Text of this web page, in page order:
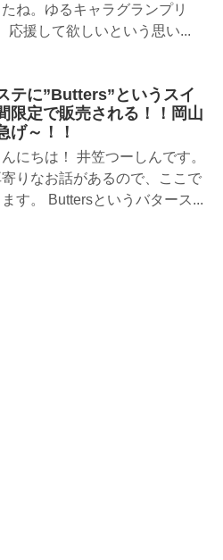
ね。ゆるキャラグランプリ
応援して欲しいという思い...
テに”Butters”というスイ
限定で販売される！！岡山
げ～！！
にちは！ 井笠つーしんです。
りなお話があるので、ここで
す。 Buttersというバタース...